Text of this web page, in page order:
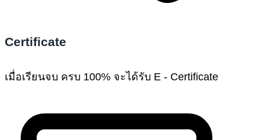
Certificate
เมื่อเรียนจบ ครบ 100% จะได้รับ E - Certificate